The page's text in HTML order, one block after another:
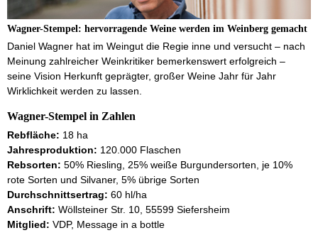
Wagner-Stempel: hervorragende Weine werden im Weinberg gemacht
Daniel Wagner hat im Weingut die Regie inne und versucht – nach
Meinung zahlreicher Weinkritiker bemerkenswert erfolgreich –
seine Vision Herkunft geprägter, großer Weine Jahr für Jahr
Wirklichkeit werden zu lassen.
Wagner-Stempel in Zahlen
Rebfläche: 18 ha
Jahresproduktion: 120.000 Flaschen
Rebsorten: 50% Riesling, 25% weiße Burgundersorten, je 10%
rote Sorten und Silvaner, 5% übrige Sorten
Durchschnittsertrag: 60 hl/ha
Anschrift: Wöllsteiner Str. 10, 55599 Siefersheim
Mitglied: VDP, Message in a bottle